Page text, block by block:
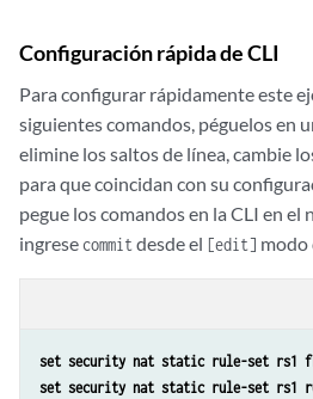
Configuración rápida de CLI
Para configurar rápidamente este
siguientes comandos, péguelos en
elimine los saltos de línea, cambie
para que coincidan con su
pegue los comandos en la CLI en el
ingrese commitdesde el [edit] modo
set security nat static rule-set rs1
set security nat static rule-set rs1